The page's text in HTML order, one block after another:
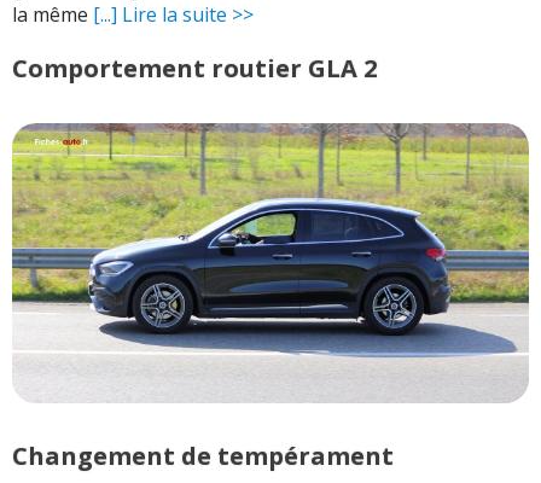
la même [...] Lire la suite >>
Comportement routier GLA 2
Changement de tempérament